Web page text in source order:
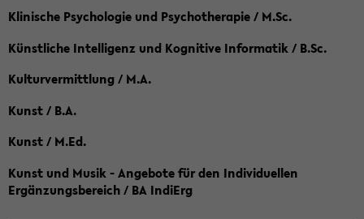
Klinische Psychologie und Psychotherapie / M.Sc.
Künstliche Intelligenz und Kognitive Informatik / B.Sc.
Kulturvermittlung / M.A.
Kunst / B.A.
Kunst / M.Ed.
Kunst und Musik - Angebote für den Individuellen
Ergänzungsbereich / BA IndiErg